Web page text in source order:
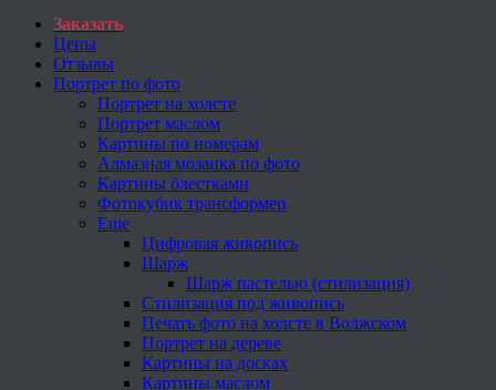
Заказать
Цены
Отзывы
Портрет по фото
Портрет на холсте
Портрет маслом
Картины по номерам
Алмазная мозаика по фото
Картины блестками
Фотокубик трансформер
Еще
Цифровая живопись
Шарж
Шарж пастелью (стилизация)
Стилизация под живопись
Печать фото на холсте в Волжском
Портрет на дереве
Картины на досках
Картины маслом